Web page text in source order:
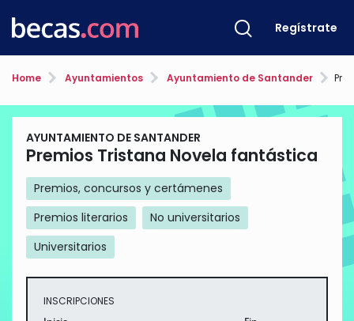
Regístrate
Home Ayuntamientos Ayuntamiento de Santander
AYUNTAMIENTO DE SANTANDER
Premios Tristana Novela fantástica
Premios, concursos y certámenes
Premios literarios
No universitarios
Universitarios
INSCRIPCIONES